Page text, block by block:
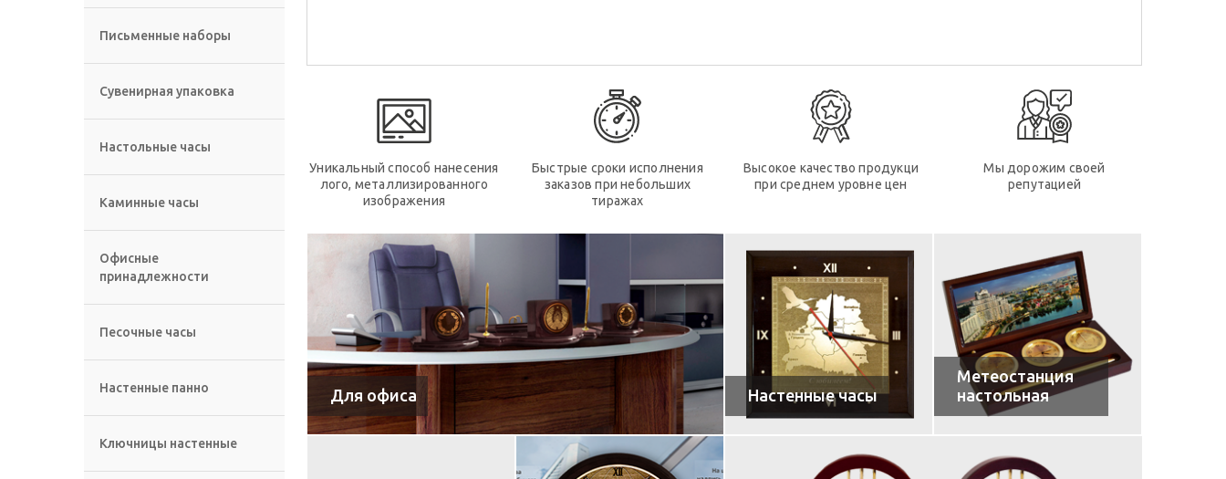
Письменные наборы
Сувенирная упаковка
Настольные часы
Каминные часы
Офисные
принадлежности
Песочные часы
Настенные панно
Ключницы настенные
Уникальный способ нанесения
лого, металлизированного
изображения
Быстрые сроки исполнения
заказов при небольших
тиражах
Высокое качество продукци
при среднем уровне цен
Мы дорожим своей
репутацией
Для офиса Настенные часы
Метеостанция
настольная